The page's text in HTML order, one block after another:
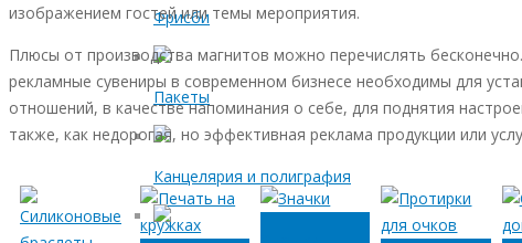
Фрисби
Пакеты
Канцелярия и полиграфия
изображением гостей или темы мероприятия.
Плюсы от производства магнитов можно перечислять
рекламные сувениры в современном бизнесе необходимы для
отношений, в качестве напоминания о себе, для поднятия
также, как недорогая, но эффективная реклама продукции или